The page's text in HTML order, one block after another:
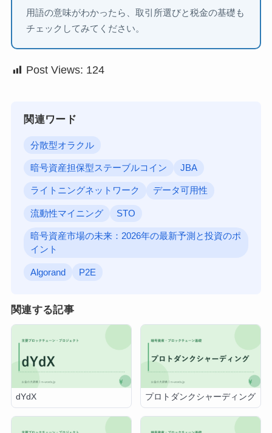
用語の意味がわかったら、取引所選びと税金の基礎も
チェックしてみてください。
Post Views: 124
関連ワード
分散型オラクル
暗号資産担保型ステーブルコイン JBA
ライトニングネットワーク データ可用性
流動性マイニング STO
暗号資産市場の未来：2026年の最新予測と投資のポ
イント
Algorand P2E
関連する記事
dYdX プロトダンクシャーディング